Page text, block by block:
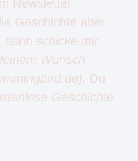
Newsletter
Geschichte aber
dann schicke mir
Wunsch
Du
Geschichte